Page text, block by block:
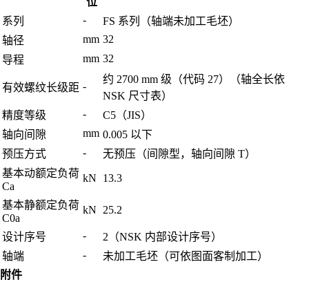
系列 -
FS 系列（轴端未加工毛坯）
轴径
mm 32
导程
mm 32
有效螺纹长级距 -
约 2700 mm 级（代码 27）（轴全长依
NSK 尺寸表）
精度等级
-
C5（JIS）
轴向间隙
mm 0.005 以下
预压方式
-
无预压（间隙型，轴向间隙 T）
基本动额定负荷
Ca
kN 13.3
基本静额定负荷
C0a
kN 25.2
设计序号 -
2（NSK 内部设计序号）
轴端
-
未加工毛坯（可依图面客制加工）
附件